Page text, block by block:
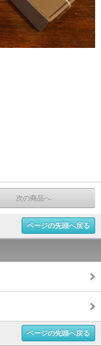
次の商品へ
ページの先頭へ戻る
ページの先頭へ戻る